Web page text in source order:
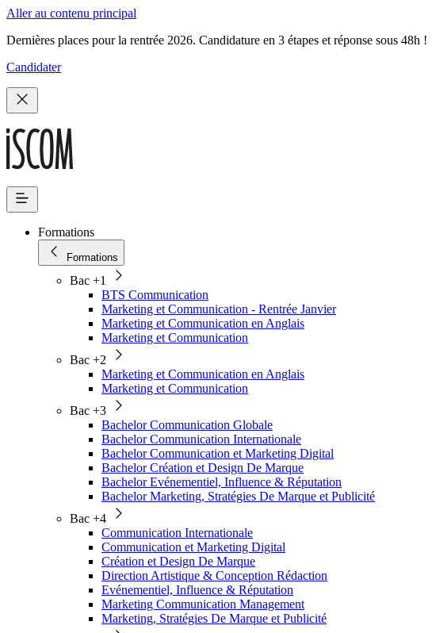
Aller au contenu principal
Dernières places pour la rentrée 2026. Candidature en 3 étapes et réponse sous 48h !
Candidater
Formations
Formations
Bac +1
BTS Communication
Marketing et Communication - Rentrée Janvier
Marketing et Communication en Anglais
Marketing et Communication
Bac +2
Marketing et Communication en Anglais
Marketing et Communication
Bac +3
Bachelor Communication Globale
Bachelor Communication Internationale
Bachelor Communication et Marketing Digital
Bachelor Création et Design De Marque
Bachelor Evénementiel, Influence & Réputation
Bachelor Marketing, Stratégies De Marque et Publicité
Bac +4
Communication Internationale
Communication et Marketing Digital
Création et Design De Marque
Direction Artistique & Conception Rédaction
Evénementiel, Influence & Réputation
Marketing Communication Management
Marketing, Stratégies De Marque et Publicité